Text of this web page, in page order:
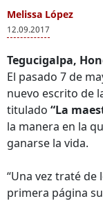
Melissa López
12.09.2017
Tegucigalpa,
El pasado 7 de
nuevo escrito de
titulado “La
la manera en la
ganarse la vida.
“Una vez traté
primera página